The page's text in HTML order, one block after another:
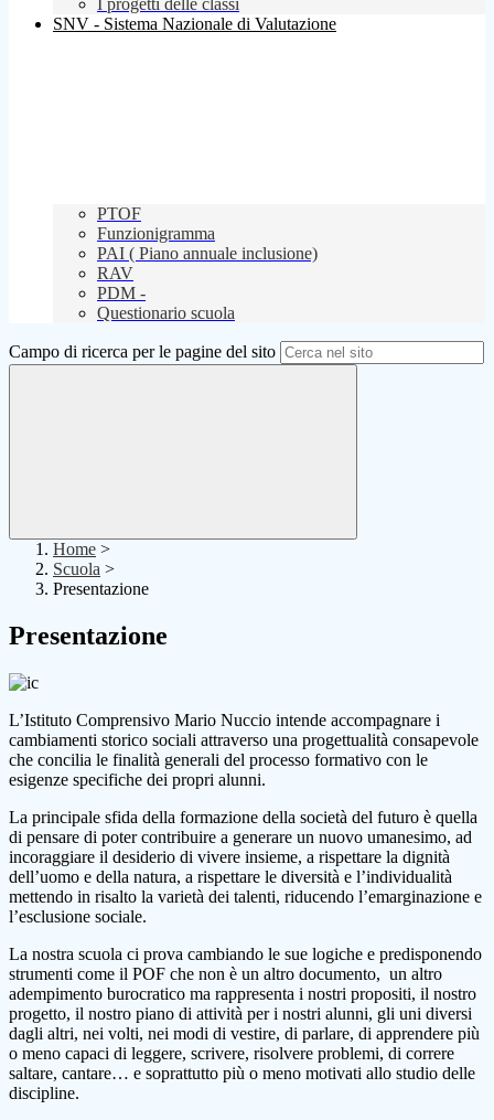
I progetti delle classi
SNV - Sistema Nazionale di Valutazione
PTOF
Funzionigramma
PAI ( Piano annuale inclusione)
RAV
PDM -
Questionario scuola
Campo di ricerca per le pagine del sito
Home >
Scuola >
Presentazione
Presentazione
L’Istituto Comprensivo Mario Nuccio intende accompagnare i
cambiamenti storico sociali attraverso una progettualità consapevole
che concilia le finalità generali del processo formativo con le
esigenze specifiche dei propri alunni.
La principale sfida della formazione della società del futuro è quella
di pensare di poter contribuire a generare un nuovo umanesimo, ad
incoraggiare il desiderio di vivere insieme, a rispettare la dignità
dell’uomo e della natura, a rispettare le diversità e l’individualità
mettendo in risalto la varietà dei talenti, riducendo l’emarginazione e
l’esclusione sociale.
La nostra scuola ci prova cambiando le sue logiche e predisponendo
strumenti come il POF che non è un altro documento, un altro
adempimento burocratico ma rappresenta i nostri propositi, il nostro
progetto, il nostro piano di attività per i nostri alunni, gli uni diversi
dagli altri, nei volti, nei modi di vestire, di parlare, di apprendere più
o meno capaci di leggere, scrivere, risolvere problemi, di correre
saltare, cantare… e soprattutto più o meno motivati allo studio delle
discipline.